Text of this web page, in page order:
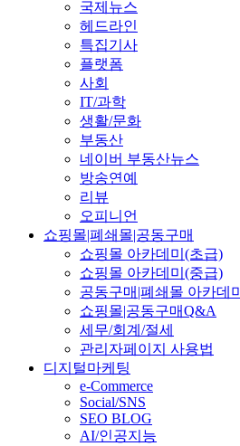
국제뉴스
헤드라인
특집기사
플랫폼
사회
IT/과학
생활/문화
부동산
네이버 부동산뉴스
방송연예
리뷰
오피니언
쇼핑몰|폐쇄몰|공동구매
쇼핑몰 아카데미(초급)
쇼핑몰 아카데미(중급)
공동구매|폐쇄몰 아카데미
쇼핑몰|공동구매Q&A
세무/회계/절세
관리자페이지 사용법
디지털마케팅
e-Commerce
Social/SNS
SEO BLOG
AI/인공지능